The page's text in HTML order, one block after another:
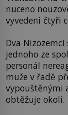
nuceno
vyvedeni čtyři
Dva
jednoho ze
personál
muže v řadě
vypouštěnými
obtěžuje okolí.